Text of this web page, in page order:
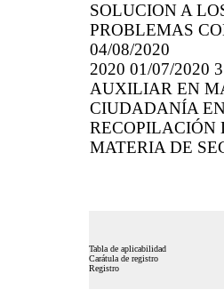
SOLUCION A
PROBLEMAS
04/08/2020
2020 01/07/2020
AUXILIAR EN
CIUDADANÍA
RECOPILACIÓN
MATERIA DE
Tabla de aplicabilidad
Carátula de registro
Registro